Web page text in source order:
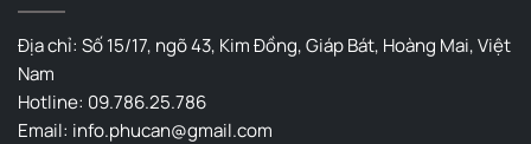
Địa chỉ: Số 15/17, ngõ 43, Kim Đồng, Giáp Bát, Hoàng Mai, Việt
Nam
Hotline: 09.786.25.786
Email: info.phucan@gmail.com